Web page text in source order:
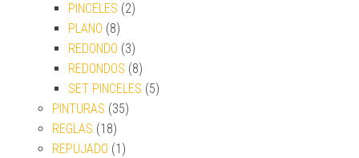
PINCELES (2)
PLANO (8)
REDONDO (3)
REDONDOS (8)
SET PINCELES (5)
PINTURAS (35)
REGLAS (18)
REPUJADO (1)